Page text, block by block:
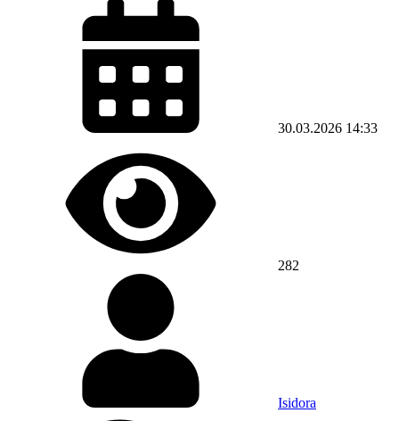
30.03.2026 14:33
282
Isidora